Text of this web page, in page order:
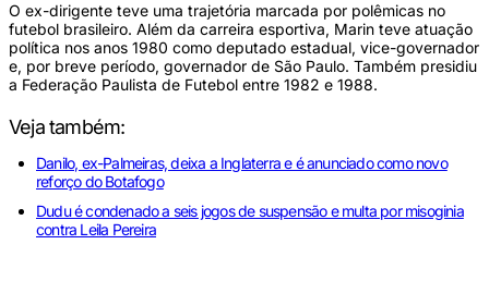
O ex-dirigente teve uma trajetória marcada por polêmicas no
futebol brasileiro. Além da carreira esportiva, Marin teve atuação
política nos anos 1980 como deputado estadual, vice-governador
e, por breve período, governador de São Paulo. Também presidiu
a Federação Paulista de Futebol entre 1982 e 1988.
Veja também:
Danilo, ex-Palmeiras, deixa a Inglaterra e é anunciado como novo
reforço do Botafogo
Dudu é condenado a seis jogos de suspensão e multa por misoginia
contra Leila Pereira